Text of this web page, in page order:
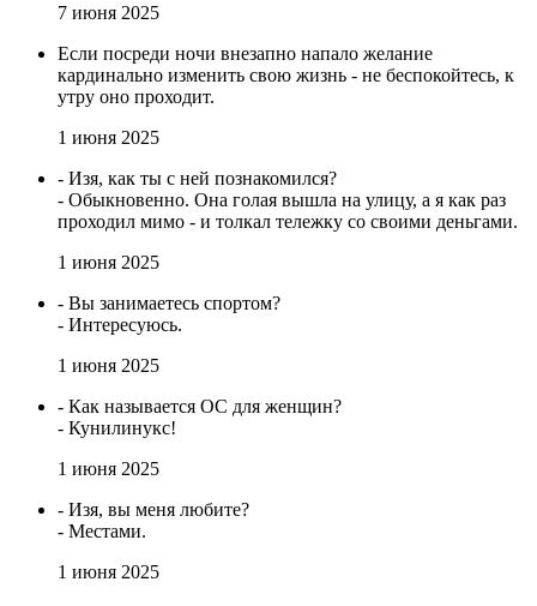
7 июня 2025
Если посреди ночи внезапно напало желание
кардинально изменить свою жизнь - не беспокойтесь, к
утру оно проходит.
1 июня 2025
- Изя, как ты с ней познакомился?
- Обыкновенно. Она голая вышла на улицу, а я как раз
проходил мимо - и толкал тележку со своими деньгами.
1 июня 2025
- Вы занимаетесь спортом?
- Интересуюсь.
1 июня 2025
- Как называется ОС для женщин?
- Кунилинукс!
1 июня 2025
- Изя, вы меня любите?
- Местами.
1 июня 2025